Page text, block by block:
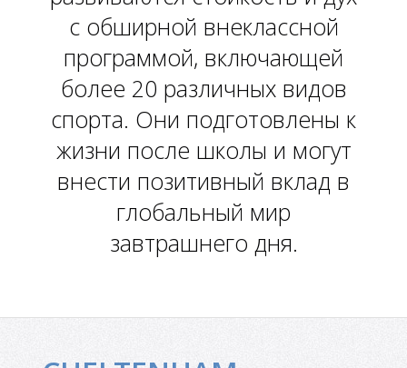
Л
с обширной внеклассной
программой, включающей
более 20 различных видов
спорта. Они подготовлены к
жизни после школы и могут
внести позитивный вклад в
глобальный мир
завтрашнего дня.